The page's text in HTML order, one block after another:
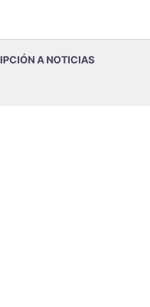
A NOTICIAS